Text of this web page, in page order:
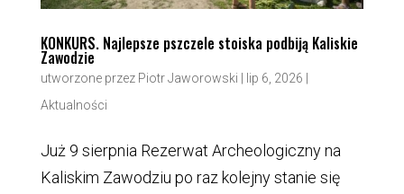
KONKURS. Najlepsze pszczele stoiska podbiją Kaliskie
Zawodzie
utworzone przez Piotr Jaworowski lip 6, 2026
Aktualności
Już 9 sierpnia Rezerwat Archeologiczny na
Kaliskim Zawodziu po raz kolejny stanie się